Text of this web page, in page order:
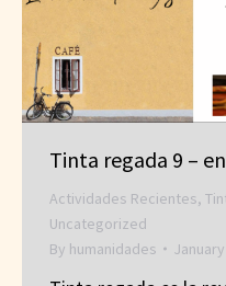
Tinta regada 9 –
Actividades Recientes,
Uncategorized
By humanidades